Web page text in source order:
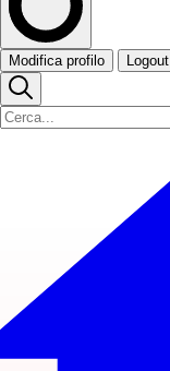
Modifica profilo Logout